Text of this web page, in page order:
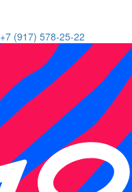
+7 (917) 578-25-22